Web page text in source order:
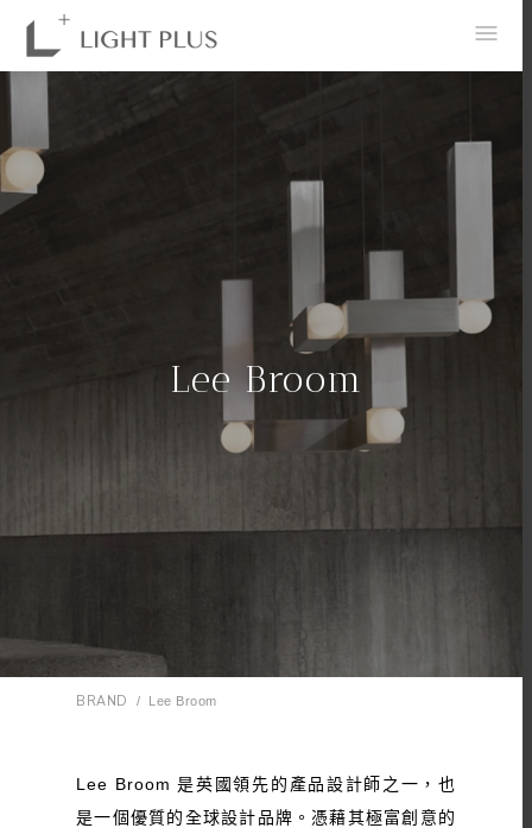
Lee Broom
BRAND / Lee Broom
Lee Broom 是英國領先的產品設計師之一，也
是一個優質的全球設計品牌。憑藉其極富創意的